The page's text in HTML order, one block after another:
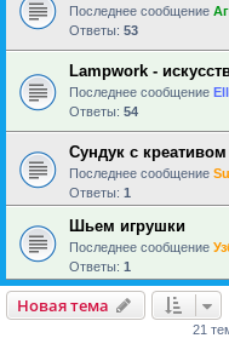
Последнее сообщение
Ответы: 53
Lampwork -
Последнее сообщение
Ответы: 54
Сундук с креативом
Последнее сообщение
Ответы: 1
Шьем игрушки
Последнее сообщение
Ответы: 1
Новая тема
21